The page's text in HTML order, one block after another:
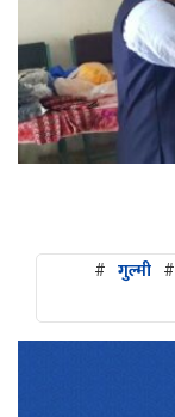
# गुल्मी #